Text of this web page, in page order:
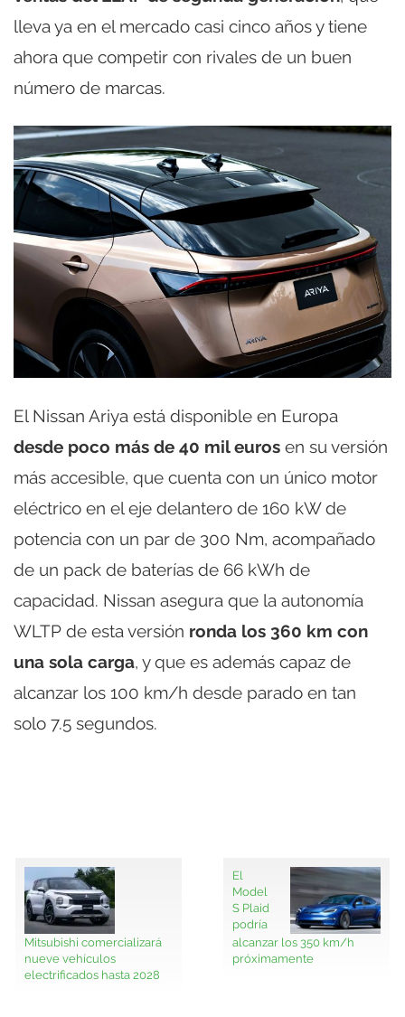
lleva ya en el mercado casi cinco años y tiene
ahora que competir con rivales de un buen
número de marcas.
El Nissan Ariya está disponible en Europa
desde poco más de 40 mil euros en su versión
más accesible, que cuenta con un único motor
eléctrico en el eje delantero de 160 kW de
potencia con un par de 300 Nm, acompañado
de un pack de baterías de 66 kWh de
capacidad. Nissan asegura que la autonomía
WLTP de esta versión ronda los 360 km con
una sola carga, y que es además capaz de
alcanzar los 100 km/h desde parado en tan
solo 7.5 segundos.
Mitsubishi comercializará
nueve vehículos
electrificados hasta 2028
El
Model
S Plaid
podría
alcanzar los 350 km/h
próximamente